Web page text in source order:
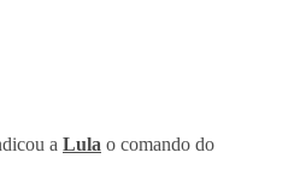
a Lula o comando do